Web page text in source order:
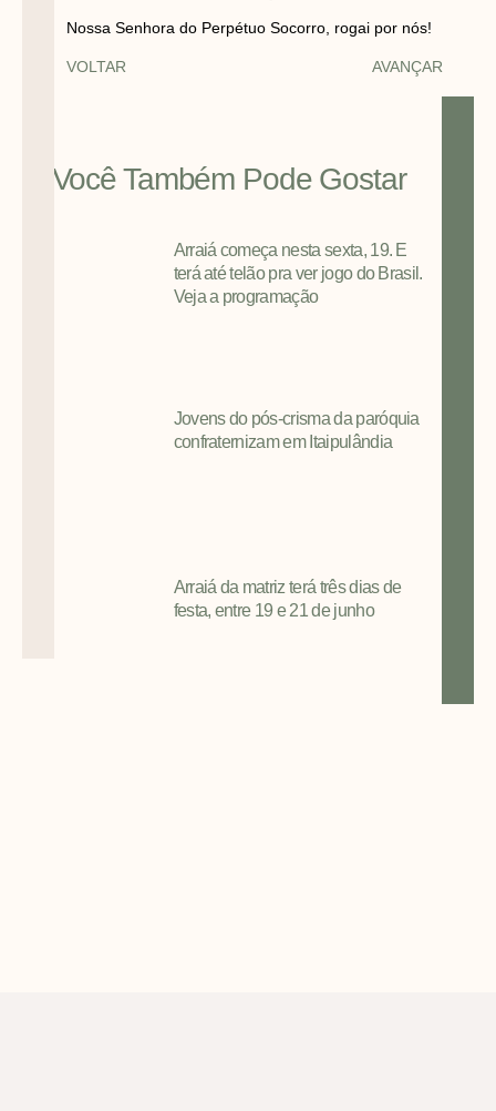
Nossa Senhora do Perpétuo Socorro, rogai por nós!
VOLTAR AVANÇAR
Você Também Pode Gostar
Arraiá começa nesta sexta, 19. E
terá até telão pra ver jogo do Brasil.
Veja a programação
Jovens do pós-crisma da paróquia
confraternizam em Itaipulândia
Arraiá da matriz terá três dias de
festa, entre 19 e 21 de junho